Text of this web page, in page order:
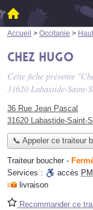
Accueil > Occitanie >
Chez Hugo
Cette fiche présente
31620 Labastide-Saint-
36 Rue Jean Pascal
31620 Labastide-Saint-
📞 Appeler ce traiteur
Traiteur boucher -
Services :
accès
livraison
Recommander ce